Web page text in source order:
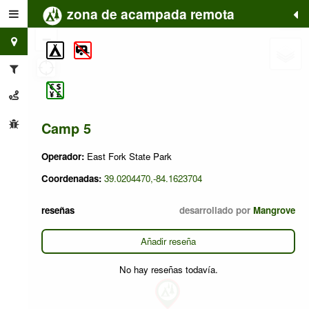
zona de acampada remota
Camp 5
Operador: East Fork State Park
Coordenadas: 39.0204470,-84.1623704
reseñas desarrollado por Mangrove
Añadir reseña
No hay reseñas todavía.
+
−